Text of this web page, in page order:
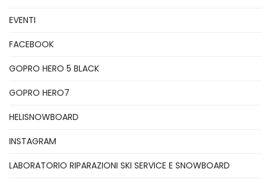
EVENTI
FACEBOOK
GOPRO HERO 5 BLACK
GOPRO HERO7
HELISNOWBOARD
INSTAGRAM
LABORATORIO RIPARAZIONI SKI SERVICE E SNOWBOARD